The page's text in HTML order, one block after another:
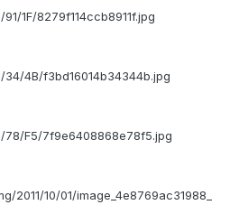
1F/8279f114ccb8911f.jpg
4B/f3bd16014b34344b.jpg
F5/7f9e6408868e78f5.jpg
2011/10/01/image_4e8769ac31988_